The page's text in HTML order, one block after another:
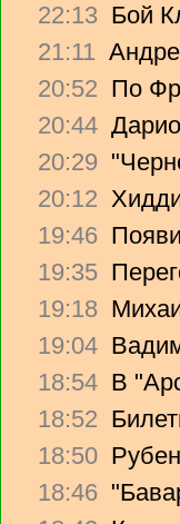
22:13 Бой
21:11
20:52 По
20:44
20:29
20:12
19:46
19:35
19:18
19:04
18:54 В
18:52
18:50
18:46